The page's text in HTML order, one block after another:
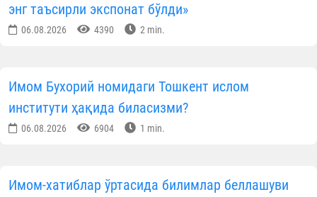
энг таъсирли экспонат бўлди»
06.08.2026 4390 2 min.
Имом Бухорий номидаги Тошкент ислом
институти ҳақида биласизми?
06.08.2026 6904 1 min.
Имом-хатиблар ўртасида билимлар беллашуви